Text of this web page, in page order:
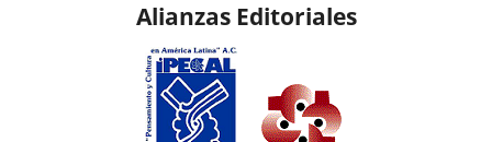
Alianzas Editoriales